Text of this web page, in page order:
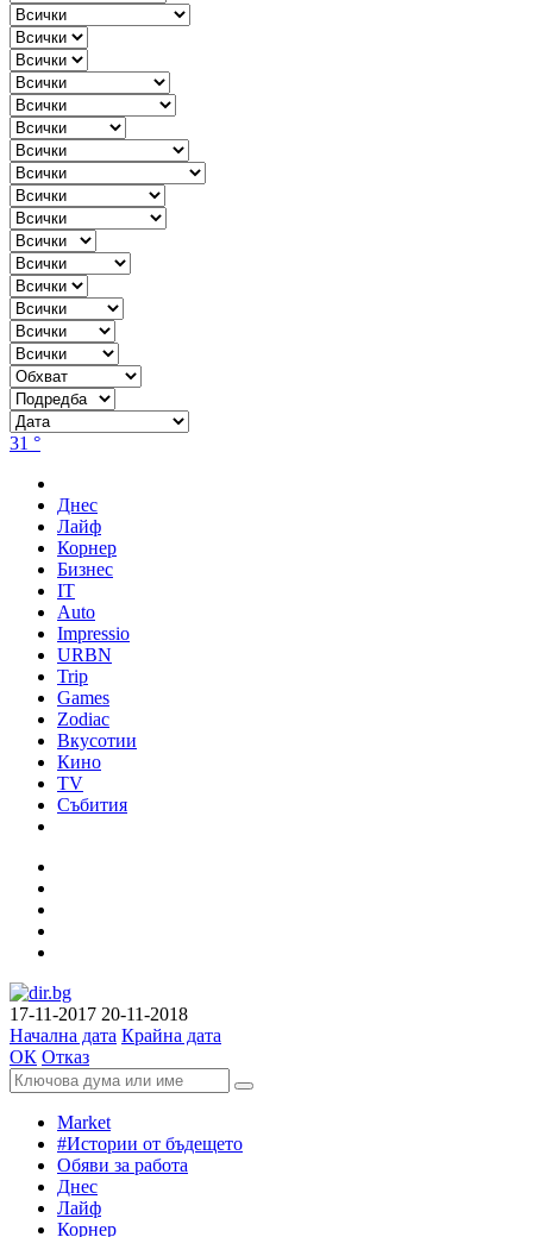
31 °
Днес
Лайф
Корнер
Бизнес
IT
Auto
Impressio
URBN
Trip
Games
Zodiac
Вкусотии
Кино
TV
Събития
17-11-2017 20-11-2018
Начална дата Крайна дата
ОК Отказ
Market
#Истории от бъдещето
Обяви за работа
Днес
Лайф
Корнер